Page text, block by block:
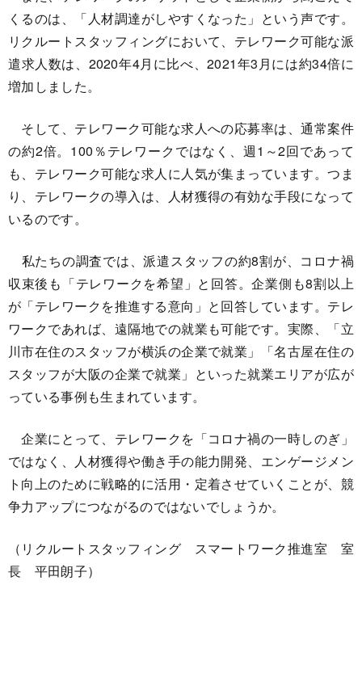
くるのは、「人材調達がしやすくなった」という声です。
リクルートスタッフィングにおいて、テレワーク可能な派
遣求人数は、2020年4月に比べ、2021年3月には約34倍に
増加しました。
そして、テレワーク可能な求人への応募率は、通常案件
の約2倍。100％テレワークではなく、週1～2回であって
も、テレワーク可能な求人に人気が集まっています。つま
り、テレワークの導入は、人材獲得の有効な手段になって
いるのです。
私たちの調査では、派遣スタッフの約8割が、コロナ禍
収束後も「テレワークを希望」と回答。企業側も8割以上
が「テレワークを推進する意向」と回答しています。テレ
ワークであれば、遠隔地での就業も可能です。実際、「立
川市在住のスタッフが横浜の企業で就業」「名古屋在住の
スタッフが大阪の企業で就業」といった就業エリアが広が
っている事例も生まれています。
企業にとって、テレワークを「コロナ禍の一時しのぎ」
ではなく、人材獲得や働き手の能力開発、エンゲージメン
ト向上のために戦略的に活用・定着させていくことが、競
争力アップにつながるのではないでしょうか。
（リクルートスタッフィング スマートワーク推進室 室
長 平田朗子）